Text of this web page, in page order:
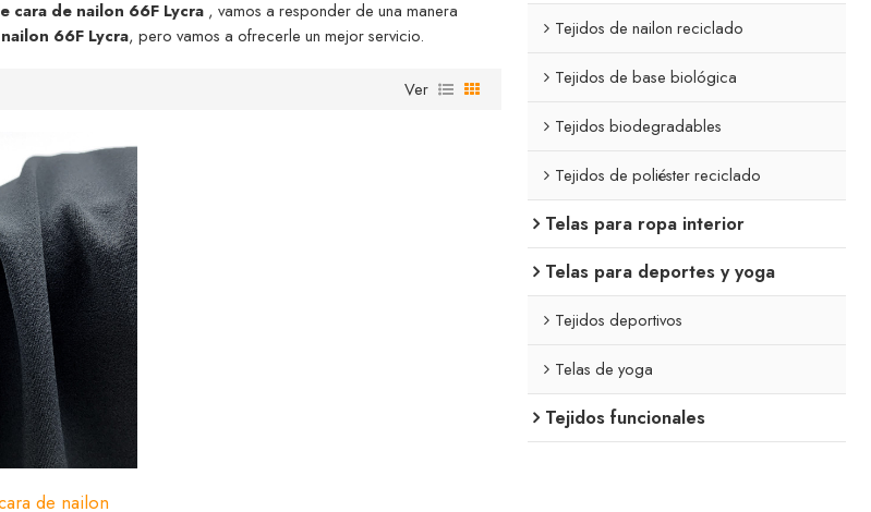
de nailon 66F Lycra , vamos a responder de una manera
66F Lycra, pero vamos a ofrecerle un mejor servicio.
Ver
de nailon
Tejidos de nailon reciclado
Tejidos de base biológica
Tejidos biodegradables
Tejidos de poliéster reciclado
Telas para ropa interior
Telas para deportes y yoga
Tejidos deportivos
Telas de yoga
Tejidos funcionales